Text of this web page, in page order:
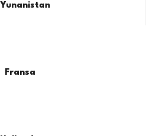
Yunanistan
Fransa